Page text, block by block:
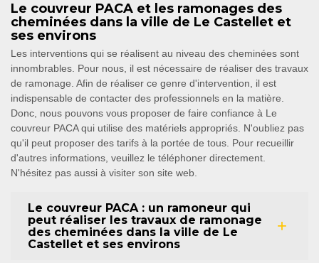
Le couvreur PACA et les ramonages des
cheminées dans la ville de Le Castellet et
ses environs
Les interventions qui se réalisent au niveau des cheminées sont
innombrables. Pour nous, il est nécessaire de réaliser des travaux
de ramonage. Afin de réaliser ce genre d'intervention, il est
indispensable de contacter des professionnels en la matière.
Donc, nous pouvons vous proposer de faire confiance à Le
couvreur PACA qui utilise des matériels appropriés. N'oubliez pas
qu'il peut proposer des tarifs à la portée de tous. Pour recueillir
d'autres informations, veuillez le téléphoner directement.
N'hésitez pas aussi à visiter son site web.
Le couvreur PACA : un ramoneur qui
peut réaliser les travaux de ramonage
des cheminées dans la ville de Le
Castellet et ses environs